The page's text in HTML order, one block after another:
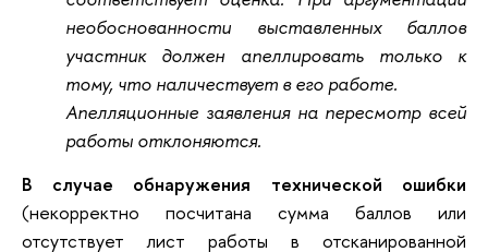
необоснованности выставленных баллов
участник должен апеллировать только к
тому, что наличествует в его работе.
Апелляционные заявления на пересмотр всей
работы отклоняются.
В случае обнаружения технической ошибки
(некорректно посчитана сумма баллов или
отсутствует лист работы в отсканированной